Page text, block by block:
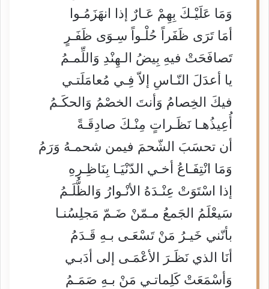
وَمَا عَلَيْـكَ بِهِمْ عَـارٌ إذا انهَزَمُـوا
أمَا تَرَى ظَفَراً حُلْـواً سِـوَى ظَفَـرٍ
تَصافَحَتْ فيهِ بِيضُ الـهِنْدِ وَاللِّمـمُ
يا أعدَلَ النّـاسِ إلاّ فِـي مُعامَلَتـي
فيكَ الخِصامُ وَأنتَ الخصْمُ وَالحكَـمُ
أُعِيذُهـا نَظَـراتٍ مِنْـكَ صادِقَـةً
أن تحسَبَ الشّحمَ فيمن شحمـهُ وَرَمُ
وَمَا انْتِفَـاعُ أخـي الدّنْيَـا بِنَاظِـرِهِ
إذا اسْتَوَتْ عِنْـدَهُ الأنْـوارُ وَالظُّلَـمُ
سَيعْلَمُ الجَمعُ مـمّنْ ضَـمّ مَجلِسُنـا
بأنّني خَيـرُ مَنْ تَسْعَـى بـهِ قَـدَمُ
أنَا الذي نَظَـرَ الأعْمَـى إلى أدَبـي
وَأسْمَعَتْ كَلِماتـي مَنْ بـهِ صَمَـمُ